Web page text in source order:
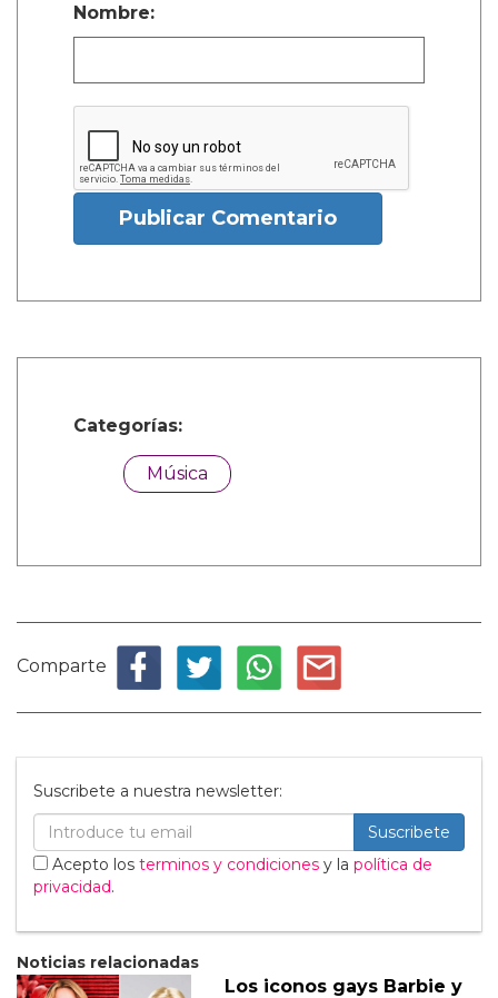
Nombre:
Publicar Comentario
Categorías:
Música
Comparte
Suscribete a nuestra newsletter:
Suscribete
Acepto los terminos y condiciones y la política de
privacidad.
Noticias relacionadas
Los iconos gays Barbie y